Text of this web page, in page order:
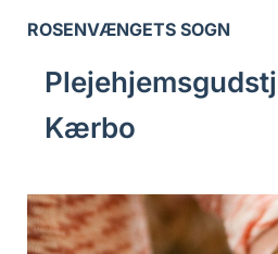
ROSENVÆNGETS SOGN
Kærbo